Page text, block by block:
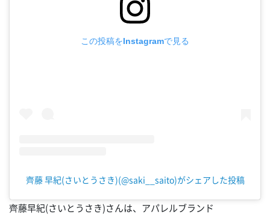
この投稿をInstagramで見る
齊藤 早紀(さいとうさき)(@saki__saito)がシェアした投稿
齊藤早紀(さいとうさき)さんは、アパレルブランド